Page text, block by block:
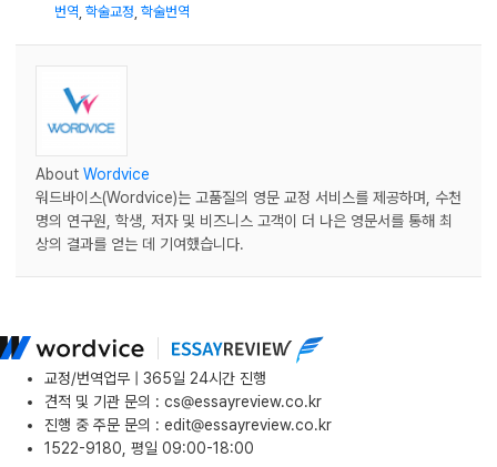
번역 학술교정 학술번역
About Wordvice
워드바이스(Wordvice)는 고품질의 영문 교정 서비스를 제공하며, 수천
명의 연구원, 학생, 저자 및 비즈니스 고객이 더 나은 영문서를 통해 최
상의 결과를 얻는 데 기여했습니다.
교정/번역업무 | 365일 24시간 진행
견적 및 기관 문의 : cs@essayreview.co.kr
진행 중 주문 문의 : edit@essayreview.co.kr
1522-9180, 평일 09:00-18:00